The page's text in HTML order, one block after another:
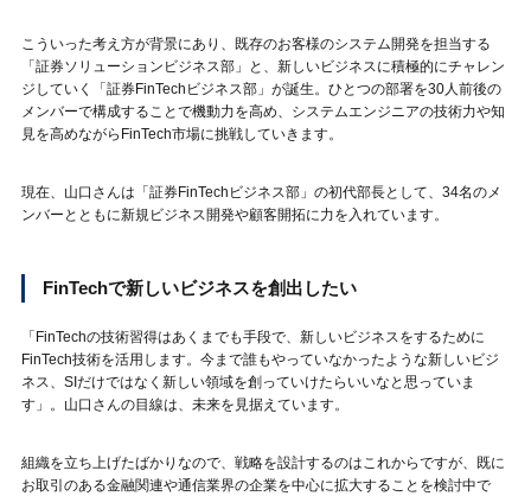
こういった考え方が背景にあり、既存のお客様のシステム開発を担当する
「証券ソリューションビジネス部」と、新しいビジネスに積極的にチャレン
ジしていく「証券FinTechビジネス部」が誕生。ひとつの部署を30人前後の
メンバーで構成することで機動力を高め、システムエンジニアの技術力や知
見を高めながらFinTech市場に挑戦していきます。
現在、山口さんは「証券FinTechビジネス部」の初代部長として、34名のメ
ンバーとともに新規ビジネス開発や顧客開拓に力を入れています。
FinTechで新しいビジネスを創出したい
「FinTechの技術習得はあくまでも手段で、新しいビジネスをするために
FinTech技術を活用します。今まで誰もやっていなかったような新しいビジ
ネス、SIだけではなく新しい領域を創っていけたらいいなと思っていま
す」。山口さんの目線は、未来を見据えています。
組織を立ち上げたばかりなので、戦略を設計するのはこれからですが、既に
お取引のある金融関連や通信業界の企業を中心に拡大することを検討中で